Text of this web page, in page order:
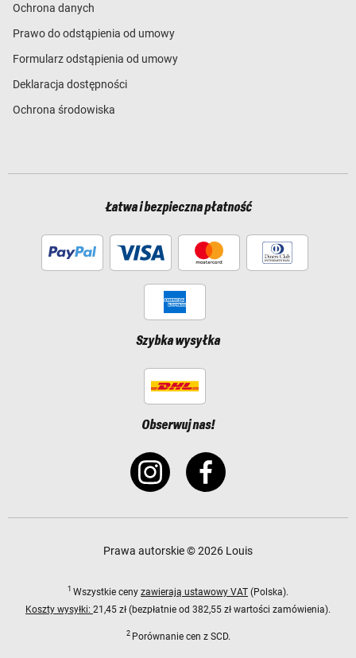
Ochrona danych
Prawo do odstąpienia od umowy
Formularz odstąpienia od umowy
Deklaracja dostępności
Ochrona środowiska
Łatwa i bezpieczna płatność
Szybka wysyłka
Obserwuj nas!
Prawa autorskie © 2026 Louis
1 Wszystkie ceny zawierają ustawowy VAT (Polska).
Koszty wysyłki: 21,45 zł (bezpłatnie od 382,55 zł wartości zamówienia).
2 Porównanie cen z SCD.